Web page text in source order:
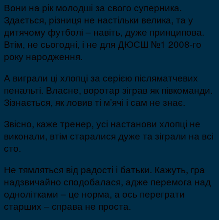
Вони на рік молодші за свого суперника.
Здається, різниця не настільки велика, та у
дитячому футболі – навіть, дуже принципова.
Втім, не сьогодні, і не для ДЮСШ №1 2008-го
року народження.
А виграли ці хлопці за серією післяматчевих
пенальті. Власне, воротар зіграв як півкоманди.
Зізнається, як ловив ті м’ячі і сам не знає.
Звісно, каже тренер, усі настанови хлопці не
виконали, втім старалися дуже та зіграли на всі
сто.
Не тямляться від радості і батьки. Кажуть, гра
надзвичайно сподобалася, адже перемога над
однолітками – це норма, а ось переграти
старших – справа не проста.